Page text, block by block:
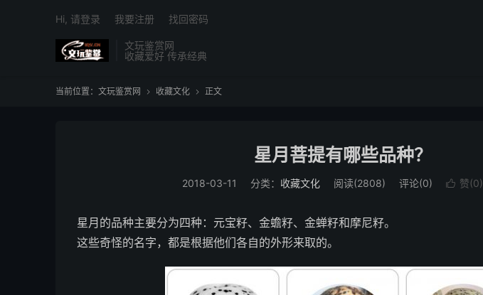
文玩鉴赏网
收藏爱好 传承经典
Hi, 请登录 我要注册 找回密码
当前位置： 文玩鉴赏网  收藏文化  正文
星月菩提有哪些品种？
2018-03-11 分类： 收藏文化 阅读(2808) 评论(0)  赞(0)
星月的品种主要分为四种：元宝籽、金蟾籽、金蝉籽和摩尼籽。
这些奇怪的名字，都是根据他们各自的外形来取的。